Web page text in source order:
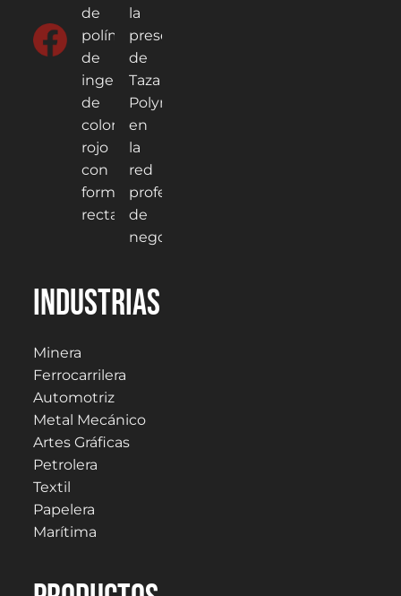
Industrias
Minera
Ferrocarrilera
Automotriz
Metal Mecánico
Artes Gráficas
Petrolera
Textil
Papelera
Marítima